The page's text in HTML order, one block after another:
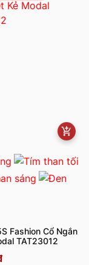
Fashion Cổ Ngắn
TAT23012